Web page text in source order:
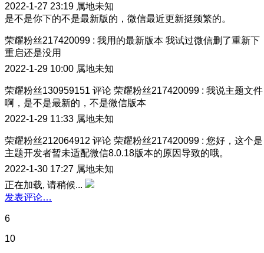
2022-1-27 23:19 属地未知
是不是你下的不是最新版的，微信最近更新挺频繁的。
荣耀粉丝217420099 : 我用的最新版本 我试过微信删了重新下
重启还是没用
2022-1-29 10:00 属地未知
荣耀粉丝130959151 评论 荣耀粉丝217420099 : 我说主题文件
啊，是不是最新的，不是微信版本
2022-1-29 11:33 属地未知
荣耀粉丝212064912 评论 荣耀粉丝217420099 : 您好，这个是
主题开发者暂未适配微信8.0.18版本的原因导致的哦。
2022-1-30 17:27 属地未知
正在加载, 请稍候...
发表评论…
6
10